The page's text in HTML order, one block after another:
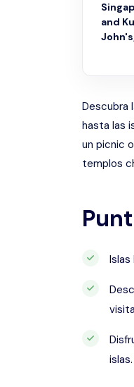
and
Descubra
hasta las
un picnic
templos
islas.